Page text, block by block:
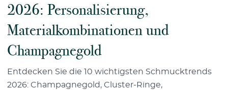
2026: Personalisierung,
Materialkombinationen und
Champagnegold
Entdecken Sie die 10 wichtigsten Schmucktrends
2026: Champagnegold, Cluster-Ringe,